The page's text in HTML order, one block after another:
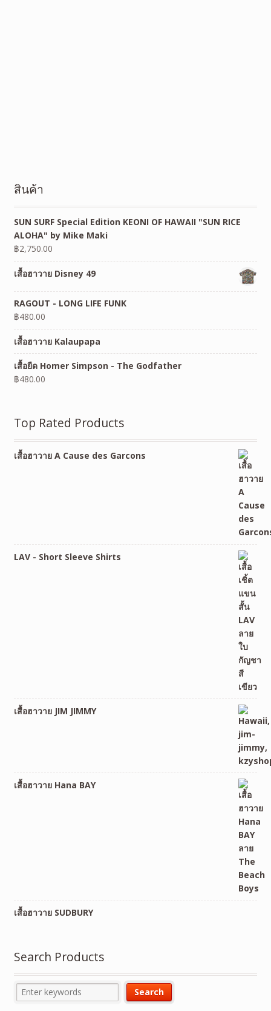
สินค้า
SUN SURF Special Edition KEONI OF HAWAII "SUN RICE
ALOHA" by Mike Maki
฿2,750.00
เสื้อฮาวาย Disney 49
RAGOUT - LONG LIFE FUNK
฿480.00
เสื้อฮาวาย Kalaupapa
เสื้อยืด Homer Simpson - The Godfather
฿480.00
Top Rated Products
เสื้อฮาวาย A Cause des Garcons
LAV - Short Sleeve Shirts
เสื้อฮาวาย JIM JIMMY
เสื้อฮาวาย Hana BAY
เสื้อฮาวาย SUDBURY
Search Products